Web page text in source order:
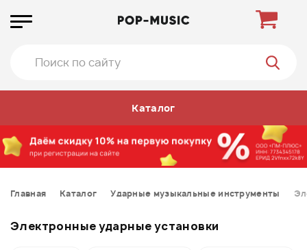
Каталог
Главная Каталог Ударные музыкальные инструменты
Электронные ударные установки